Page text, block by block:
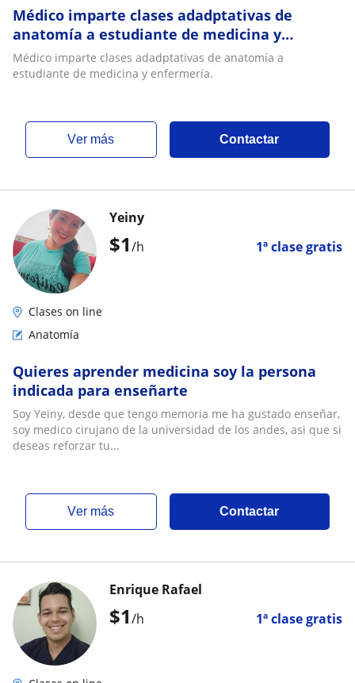
Médico imparte clases adadptativas de
anatomía a estudiante de medicina y
enfermería
Médico imparte clases adadptativas de anatomía a
estudiante de medicina y enfermería.
ver más Contactar
$1/h 1ª clase gratis
Yeiny
Clases on line
Anatomía
Quieres aprender medicina soy la persona
indicada para enseñarte
Soy Yeiny, desde que tengo memoria me ha gustado enseñar,
soy medico cirujano de la universidad de los andes, asi que si
deseas reforzar tu...
ver más Contactar
$1/h 1ª clase gratis
Enrique Rafael